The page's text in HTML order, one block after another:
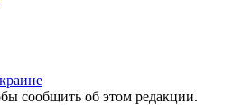
сообщить об этом редакции.